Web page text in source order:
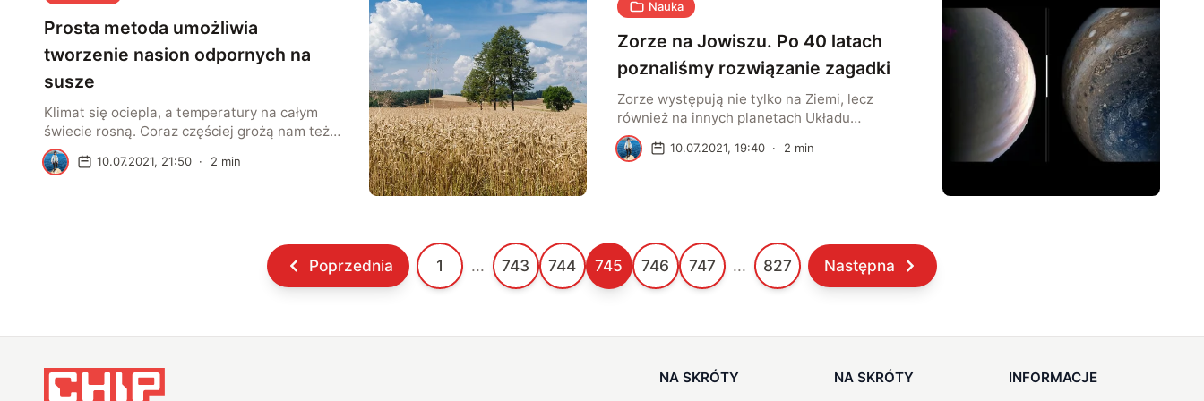
zajmowała się zagadnieniem myślenia
analogicznego u dzieci, jednak […]
między ilością energii pochłanianej przez
Ziemię a ilością […]
Prosta metoda umożliwia
tworzenie nasion odpornych na
susze
Klimat się ociepla, a temperatury na całym
świecie rosną. Coraz częściej grożą nam też
susze, które są szczególnie groźne dla upraw.
Na wszystko jest jednak sposób. Nie inaczej
nim można uzyskać rośliny odporne na
niekorzystne warunki pogodowe, […]
A 10.07.2021, 21:50 · 2 min
Nauka
Zorze na Jowiszu. Po 40 latach
poznaliśmy rozwiązanie zagadki
Zorze występują nie tylko na Ziemi, lecz
również na innych planetach Układu
Słonecznego, wliczając w to Marsa czy
Jowisza. Ten drugi jest wręcz prawdziwym
pierwsze jowiszańskie zorze,
udokumentowane na niewidocznych
długościach fal, […]
A 10.07.2021, 19:40 · 2 min
Poprzednia 1 ... 743 744 745 746 747 ... 827 Następna
NA SKRÓTY NA SKRÓTY INFORMACJE